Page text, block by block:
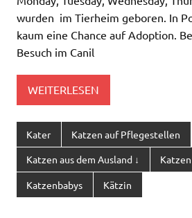
wurden im Tierheim geboren. In
kaum eine Chance auf Adoption.
Besuch im Canil
WEITERLESEN
Kater Katzen auf Pflegestellen
Katzen aus dem Ausland ↓ Katzen
Katzenbabys Kätzin